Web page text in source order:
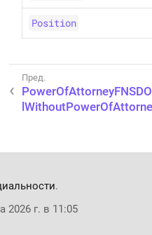
Position
.
2026 г. в 11:05